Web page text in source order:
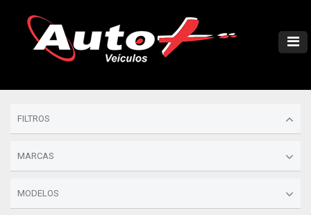
FILTROS
MARCAS
MODELOS